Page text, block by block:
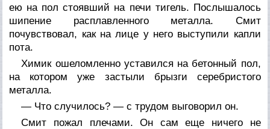
ею на пол стоявший на печи тигель. Послышалось
шипение расплавленного металла. Смит
почувствовал, как на лице у него выступили капли
пота.
Химик ошеломленно уставился на бетонный пол,
на котором уже застыли брызги серебристого
металла.
— Что случилось? — с трудом выговорил он.
Смит пожал плечами. Он сам еще ничего не